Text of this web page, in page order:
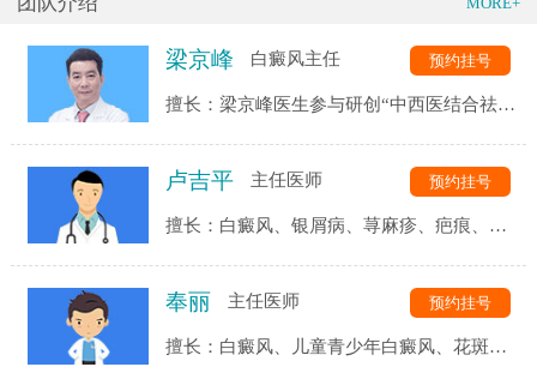
梁京峰 白癜风主任
擅长：梁京峰医生参与研创“中西医结合祛白
习诊疗理念，一直秉持着“医者精诚，精于专
业，诚于品德”的医者品质。
预约挂号
卢吉平 主任医师
擅长：白癜风、银屑病、荨麻疹、疤痕、湿
无色素痣、贫血痣、白色糠疹、花斑糠疹等
皮肤病的诊治。
预约挂号
奉丽 主任医师
擅长：白癜风、儿童青少年白癜风、花斑
预约挂号